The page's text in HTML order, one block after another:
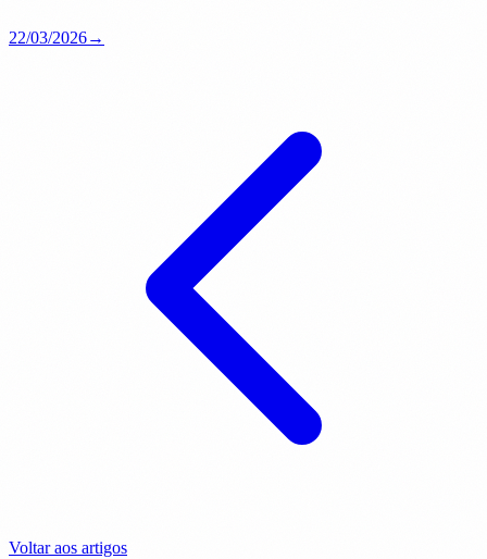
22/03/2026→
Voltar aos artigos